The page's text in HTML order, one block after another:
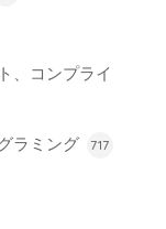
、コンプライ
ラミング 717